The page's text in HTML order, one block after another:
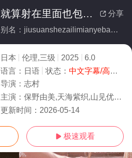
 分享
就算射在里面也包容的善良人妻
别名：jiusuanshezailimianyebaorongdeshanliangrenqi
日本 伦理,三级 2025
6.0
语言： 日语 状态： 中文字幕/高清
导演： 志村
主演： 保野由美,天海紫织,山见优奈,吉野穗乃花
更新时间： 2026-05-14
 极速观看